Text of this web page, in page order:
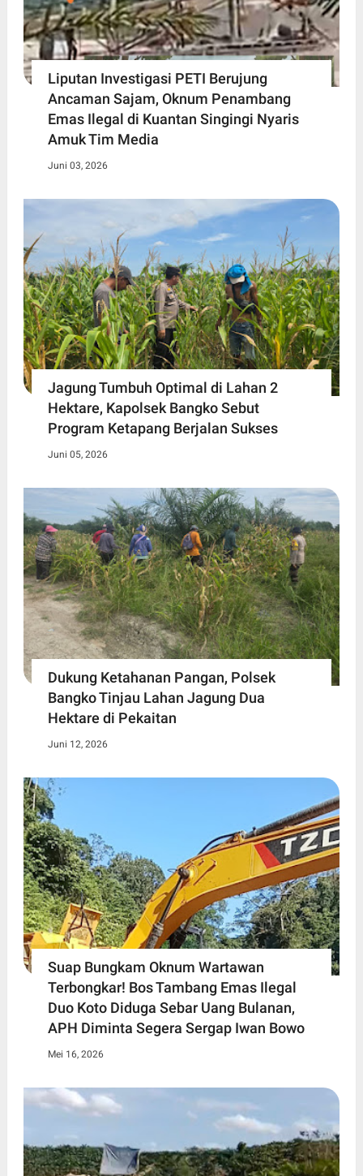
Liputan Investigasi PETI Berujung
Ancaman Sajam, Oknum Penambang
Emas Ilegal di Kuantan Singingi Nyaris
Amuk Tim Media
Juni 03, 2026
Jagung Tumbuh Optimal di Lahan 2
Hektare, Kapolsek Bangko Sebut
Program Ketapang Berjalan Sukses
Juni 05, 2026
Dukung Ketahanan Pangan, Polsek
Bangko Tinjau Lahan Jagung Dua
Hektare di Pekaitan
Juni 12, 2026
Suap Bungkam Oknum Wartawan
Terbongkar! Bos Tambang Emas Ilegal
Duo Koto Diduga Sebar Uang Bulanan,
APH Diminta Segera Sergap Iwan Bowo
Mei 16, 2026